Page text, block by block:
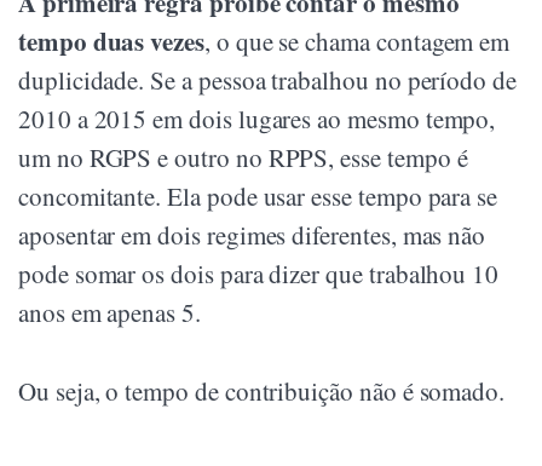
tempo duas vezes, o que se chama contagem em
duplicidade. Se a pessoa trabalhou no período de
2010 a 2015 em dois lugares ao mesmo tempo,
um no RGPS e outro no RPPS, esse tempo é
concomitante. Ela pode usar esse tempo para se
aposentar em dois regimes diferentes, mas não
pode somar os dois para dizer que trabalhou 10
anos em apenas 5.
Ou seja, o tempo de contribuição não é somado.